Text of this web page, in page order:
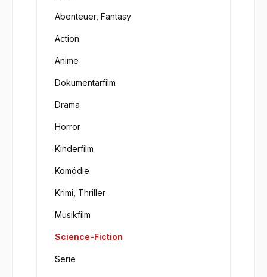
Abenteuer, Fantasy
Action
Anime
Dokumentarfilm
Drama
Horror
Kinderfilm
Komödie
Krimi, Thriller
Musikfilm
Science-Fiction
Serie